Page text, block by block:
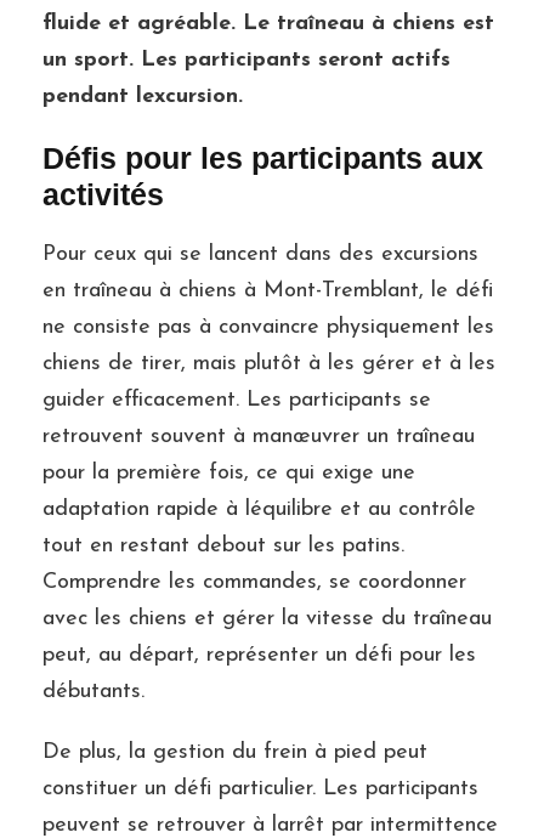
fluide et agréable. Le traîneau à chiens est
un sport. Les participants seront actifs
pendant lexcursion.
Défis pour les participants aux
activités
Pour ceux qui se lancent dans des excursions
en traîneau à chiens à Mont-Tremblant, le défi
ne consiste pas à convaincre physiquement les
chiens de tirer, mais plutôt à les gérer et à les
guider efficacement. Les participants se
retrouvent souvent à manœuvrer un traîneau
pour la première fois, ce qui exige une
adaptation rapide à léquilibre et au contrôle
tout en restant debout sur les patins.
Comprendre les commandes, se coordonner
avec les chiens et gérer la vitesse du traîneau
peut, au départ, représenter un défi pour les
débutants.
De plus, la gestion du frein à pied peut
constituer un défi particulier. Les participants
peuvent se retrouver à larrêt par intermittence